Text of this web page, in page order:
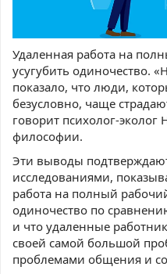
Удаленная работа на
усугубить одиночество.
показало, что люди,
безусловно, чаще
говорит психолог-
философии.
Эти выводы
исследованиями,
работа на полный
одиночество по
и что удаленные
своей самой большой
проблемами общения и